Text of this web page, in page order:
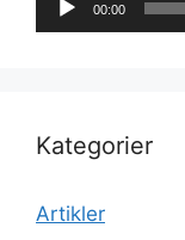
00:00
Kategorier
Artikler